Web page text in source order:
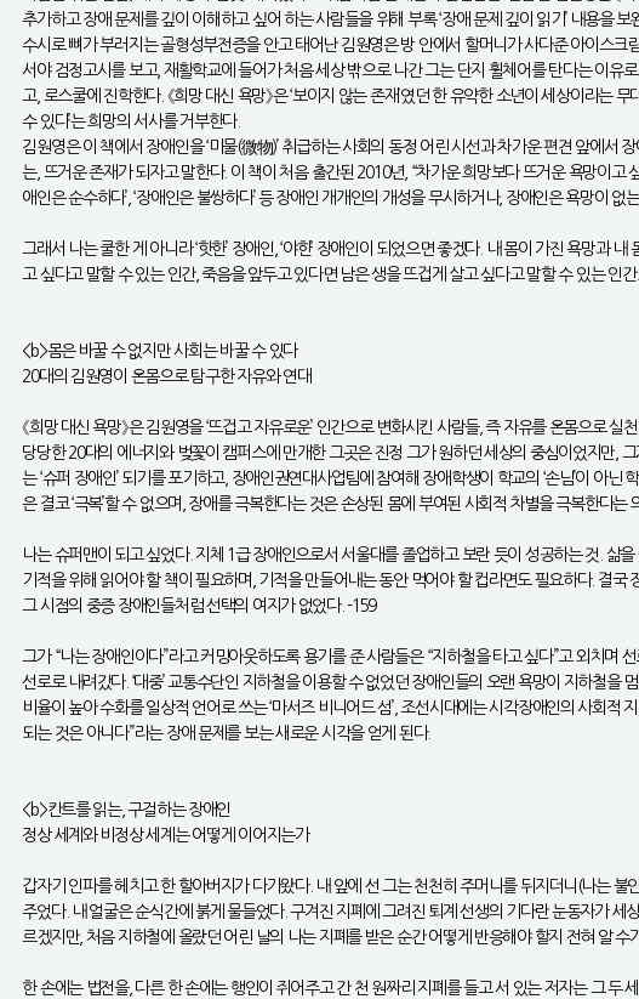
추가하고 장애 문제를 깊이 이해하고 싶어 하는 사람들을 위해 부록 ‘장애 문제 깊이 읽기’ 내용을 보
수시로 뼈가 부러지는 골형성부전증을 안고 태어난 김원영은 방 안에서 할머니가 사다준 아이스
서야 검정고시를 보고, 재활학교에 들어가 처음 세상 밖으로 나간 그는 단지 휠체어를 탄다는 이유
고, 로스쿨에 진학한다. 《희망 대신 욕망》은 ‘보이지 않는 존재’였던 한 유약한 소년이 세상이라는
수 있다’는 희망의 서사를 거부한다.
김원영은 이 책에서 장애인을 ‘미물(微物)’ 취급하는 사회의 동정 어린 시선과 차가운 편견 앞에서
는, 뜨거운 존재가 되자고 말한다. 이 책이 처음 출간된 2010년, “차가운 희망보다 뜨거운 욕망이
애인은 순수하다’, ‘장애인은 불쌍하다’ 등 장애인 개개인의 개성을 무시하거나, 장애인은 욕망이
그래서 나는 쿨한 게 아니라 ‘핫한’ 장애인, ‘야한’ 장애인이 되었으면 좋겠다. 내 몸이 가진 욕망과
고 싶다고 말할 수 있는 인간, 죽음을 앞두고 있다면 남은 생을 뜨겁게 살고 싶다고 말할 수 있는 인
<b>몸은 바꿀 수 없지만 사회는 바꿀 수 있다
20대의 김원영이 온몸으로 탐구한 자유와 연대
《희망 대신 욕망》은 김원영을 ‘뜨겁고 자유로운’ 인간으로 변화시킨 사람들, 즉 자유를 온몸으로
당당한 20대의 에너지와 벚꽃이 캠퍼스에 만개한 그곳은 진정 그가 원하던 세상의 중심이었지만,
는 ‘슈퍼 장애인’ 되기를 포기하고, 장애인권연대사업팀에 참여해 장애학생이 학교의 ‘손님’이 아
은 결코 ‘극복’할 수 없으며, 장애를 극복한다는 것은 손상된 몸에 부여된 사회적 차별을 극복한다
나는 슈퍼맨이 되고 싶었다. 지체 1급 장애인으로서 서울대를 졸업하고 보란 듯이 성공하는 것. 삶
기적을 위해 읽어야 할 책이 필요하며, 기적을 만들어내는 동안 먹어야 할 컵라면도 필요하다. 결
그 시점의 중증 장애인들처럼 선택의 여지가 없었다. -159
그가 “나는 장애인이다”라고 커밍아웃하도록 용기를 준 사람들은 “지하철을 타고 싶다”고 외치
선로로 내려갔다. ‘대중’ 교통수단인 지하철을 이용할 수 없었던 장애인들의 오랜 욕망이 지하철을
비율이 높아 수화를 일상적 언어로 쓰는 ‘마서즈 비니어드 섬’, 조선시대에는 시각장애인의 사회적
되는 것은 아니다”라는 장애 문제를 보는 새로운 시각을 얻게 된다.
<b>칸트를 읽는, 구걸하는 장애인
정상 세계와 비정상 세계는 어떻게 이어지는가
갑자기 인파를 헤치고 한 할아버지가 다가왔다. 내 앞에 선 그는 천천히 주머니를 뒤지더니(나는
주었다. 내 얼굴은 순식간에 붉게 물들었다. 구겨진 지폐에 그려진 퇴계 선생의 기다란 눈동자가
르겠지만, 처음 지하철에 올랐던 어린 날의 나는 지폐를 받은 순간 어떻게 반응해야 할지 전혀 알
한 손에는 법전을, 다른 한 손에는 행인이 쥐어주고 간 천 원짜리 지폐를 들고 서 있는 저자는 그